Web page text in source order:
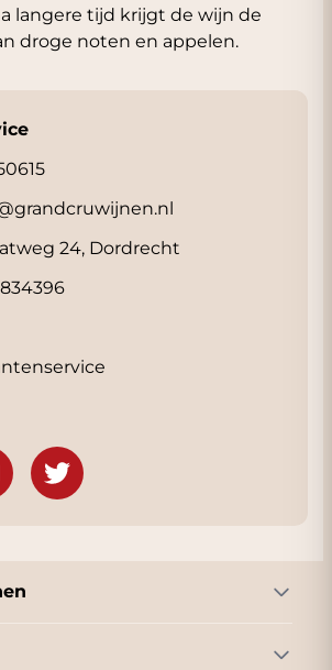
langere tijd krijgt de wijn de
droge noten en appelen.
24, Dordrecht